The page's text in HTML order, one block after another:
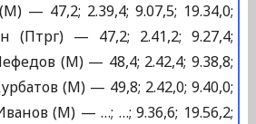
— 47,2; 2.39,4; 9.07,5; 19.34,0;
— 47,2; 2.41,2; 9.27,4;
(М) — 48,4; 2.42,4; 9.38,8;
(М) — 49,8; 2.42,0; 9.40,0;
(М) — …; …; 9.36,6; 19.56,2;